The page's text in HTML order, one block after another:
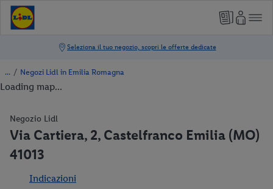
/ Negozi Lidl in Emilia Romagna
Loading map...
Negozio Lidl
Via Cartiera, 2, Castelfranco Emilia (MO)
41013
Indicazioni